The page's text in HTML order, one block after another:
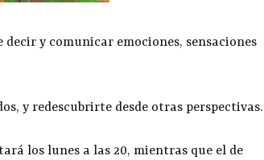
y comunicar emociones, sensaciones
y redescubrirte desde otras perspectivas.
los lunes a las 20, mientras que el de